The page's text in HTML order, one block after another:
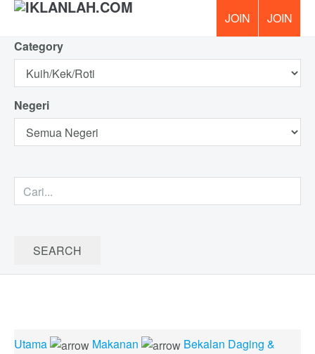
Category
Negeri
Utama Makanan
Bekalan Daging &